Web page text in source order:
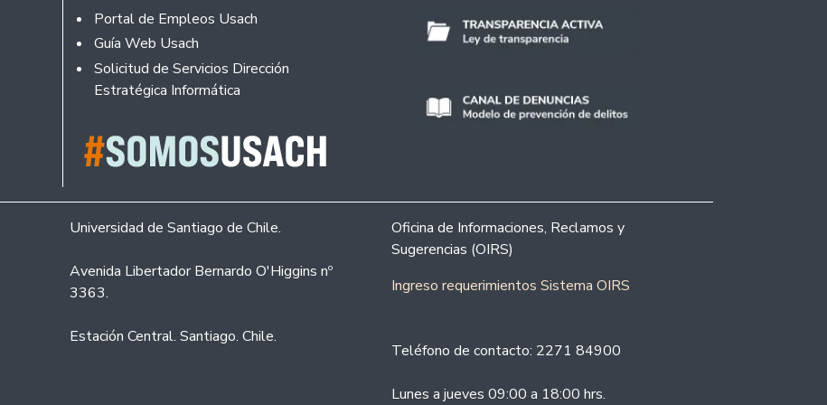
Portal de Empleos Usach
Guía Web Usach
Solicitud de Servicios Dirección
Estratégica Informática
Universidad de Santiago de Chile.
Avenida Libertador Bernardo O'Higgins nº
3363.
Estación Central. Santiago. Chile.
Oficina de Informaciones, Reclamos y
Sugerencias (OIRS)
Ingreso requerimientos Sistema OIRS
Teléfono de contacto: 2271 84900
Lunes a jueves 09:00 a 18:00 hrs.